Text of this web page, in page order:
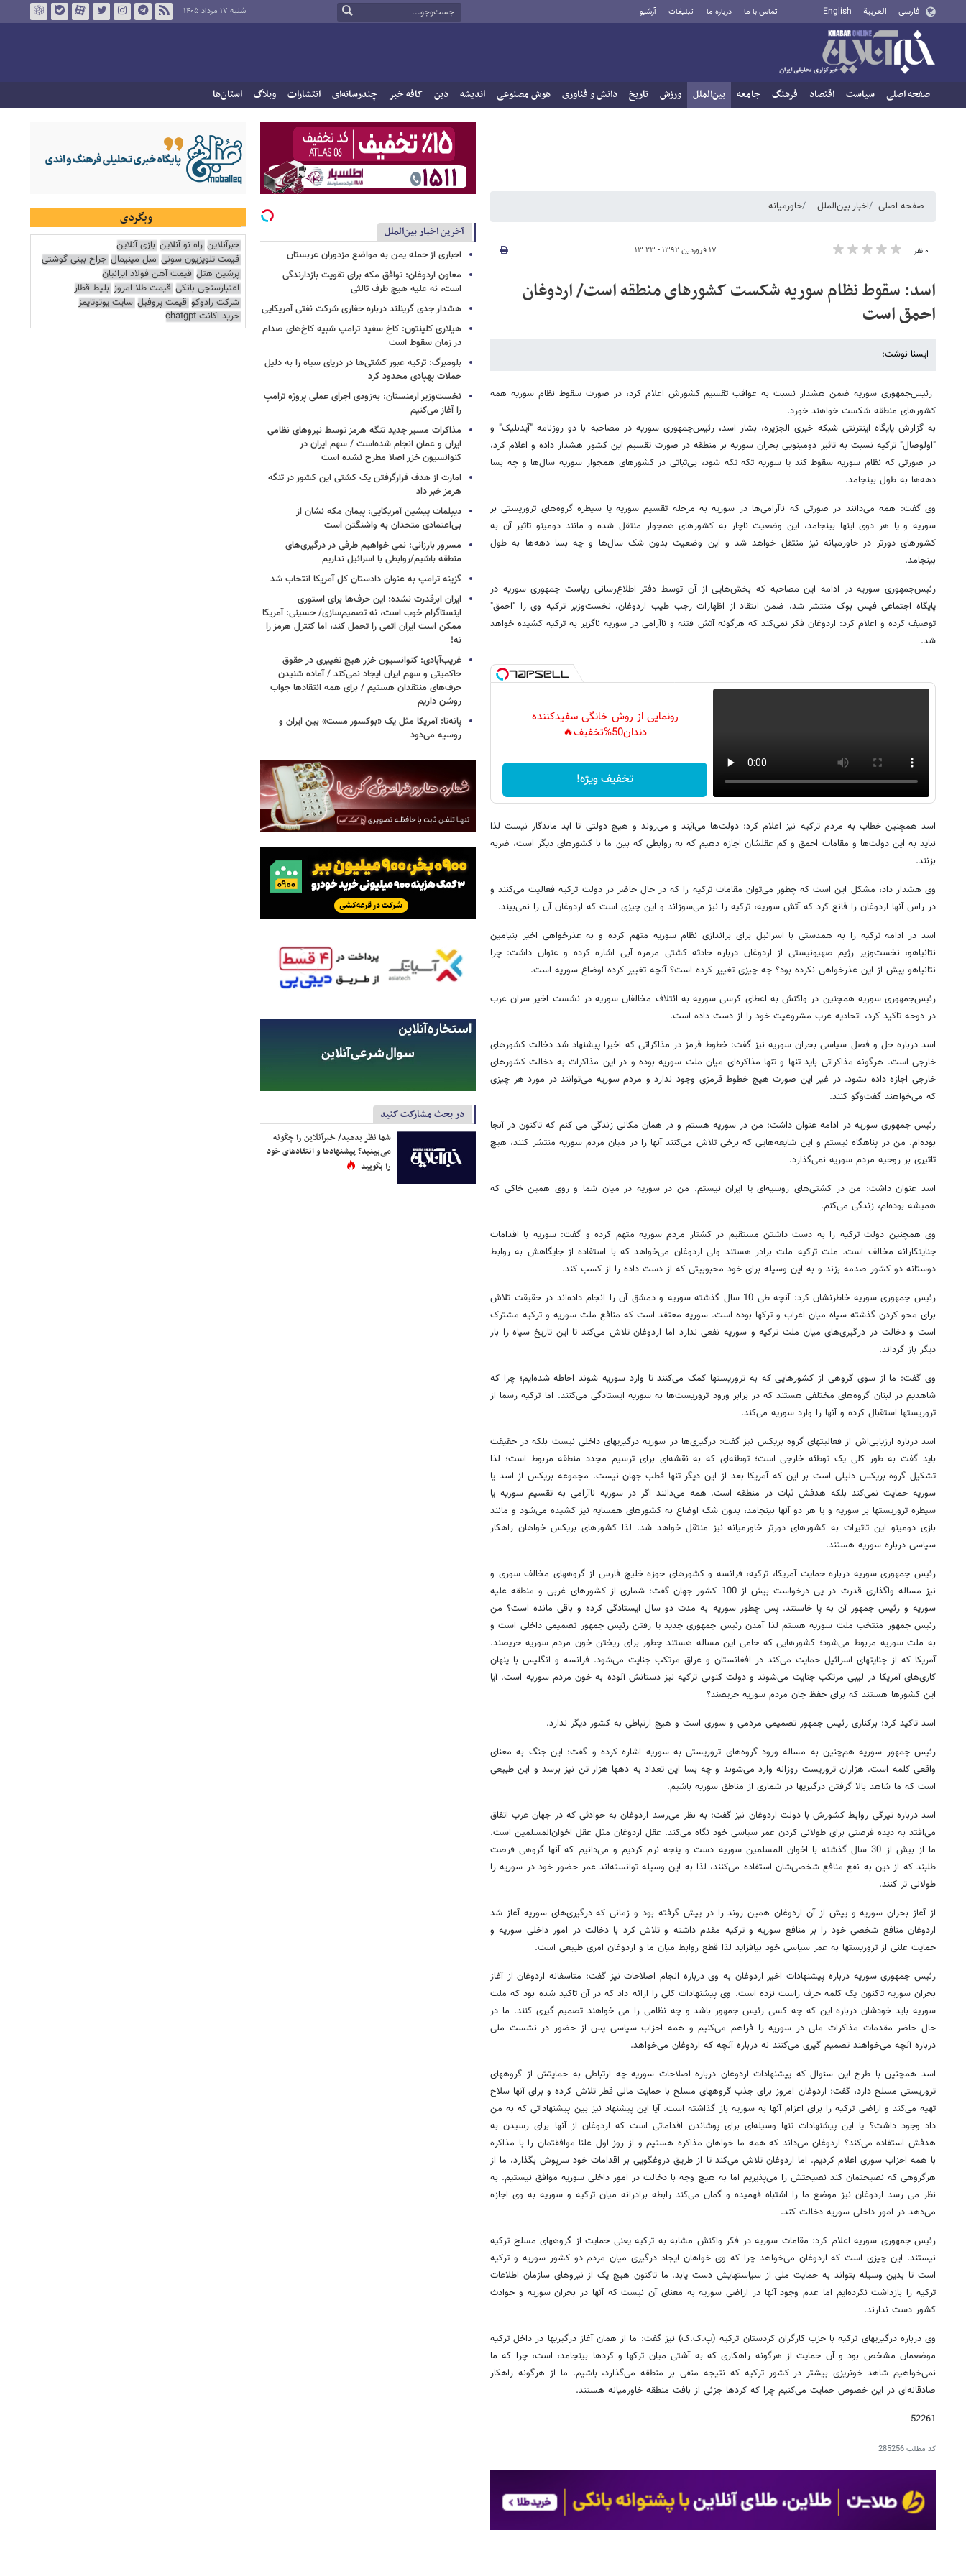
فارسی العربية English تماس با ما درباره ما تبلیغات آرشیو شنبه ۱۷ مرداد ۱۴۰۵
صفحه اصلی سیاست اقتصاد فرهنگ جامعه بین‌الملل ورزش تاریخ دانش و فناوری هوش مصنوعی اندیشه دین کافه خبر چندرسانه‌ای انتشارات وبلاگ استان‌ها
صفحه اصلی اخبار بین‌الملل خاورمیانه
۰ نفر ۱۷ فروردین ۱۳۹۲ - ۱۳:۲۳
اسد: سقوط نظام سوریه شکست کشورهای منطقه است/ اردوغان
احمق است
ایسنا نوشت:
رئیس‌جمهوری سوریه ضمن هشدار نسبت به عواقب تقسیم کشورش اعلام کرد، در صورت سقوط نظام سوریه همه
کشورهای منطقه شکست خواهند خورد.
به گزارش پایگاه اینترنتی شبکه خبری الجزیره، بشار اسد، رئیس‌جمهوری سوریه در مصاحبه با دو روزنامه "آیدنلیک" و
"اولوصال" ترکیه نسبت به تاثیر دومینویی بحران سوریه بر منطقه در صورت تقسیم این کشور هشدار داده و اعلام کرد،
در صورتی که نظام سوریه سقوط کند یا سوریه تکه تکه شود، بی‌ثباتی در کشورهای همجوار سوریه سال‌ها و چه بسا
دهه‌ها به طول بینجامد.
وی گفت: همه می‌دانند در صورتی که ناآرامی‌ها در سوریه به مرحله تقسیم سوریه یا سیطره گروه‌های تروریستی بر
سوریه و یا هر دوی اینها بینجامد، این وضعیت ناچار به کشورهای همجوار منتقل شده و مانند دومینو تاثیر آن به
کشورهای دورتر در خاورمیانه نیز منتقل خواهد شد و این وضعیت بدون شک سال‌ها و چه بسا دهه‌ها به طول
بینجامد.
رئیس‌جمهوری سوریه در ادامه این مصاحبه که بخش‌هایی از آن توسط دفتر اطلاع‌رسانی ریاست جمهوری سوریه در
پایگاه اجتماعی فیس بوک منتشر شد، ضمن انتقاد از اظهارات رجب طیب اردوغان، نخست‌وزیر ترکیه وی را "احمق"
توصیف کرده و اعلام کرد: اردوغان فکر نمی‌کند که هرگونه آتش فتنه و ناآرامی در سوریه ناگزیر به ترکیه کشیده خواهد
شد.
رونمایی از روش خانگی سفیدکننده
دندان50%تخفیف🔥
تخفیف ویژه!
اسد همچنین خطاب به مردم ترکیه نیز اعلام کرد: دولت‌ها می‌آیند و می‌روند و هیچ دولتی تا ابد ماندگار نیست لذا
نباید به این دولت‌ها و مقامات احمق و کم عقلشان اجازه دهیم که به روابطی که بین ما با کشورهای دیگر است، ضربه
بزنند.
وی هشدار داد، مشکل این است که چطور می‌توان مقامات ترکیه را که در حال حاضر در دولت ترکیه فعالیت می‌کنند و
در راس آنها اردوغان را قانع کرد که آتش سوریه، ترکیه را نیز می‌سوزاند و این چیزی است که اردوغان آن را نمی‌بیند.
اسد در ادامه ترکیه را به همدستی با اسرائیل برای براندازی نظام سوریه متهم کرده و به عذرخواهی اخیر بنیامین
نتانیاهو، نخست‌وزیر رژیم صهیونیستی از اردوغان درباره حادثه کشتی مرمره آبی اشاره کرده و عنوان داشت: چرا
نتانیاهو پیش از این عذرخواهی نکرده بود؟ چه چیزی تغییر کرده است؟ آنچه تغییر کرده اوضاع سوریه است.
رئیس‌جمهوری سوریه همچنین در واکنش به اعطای کرسی سوریه به ائتلاف مخالفان سوریه در نشست اخیر سران عرب
در دوحه تاکید کرد، اتحادیه عرب مشروعیت خود را از دست داده است.
اسد درباره حل و فصل سیاسی بحران سوریه نیز گفت: خطوط قرمز در مذاکراتی که اخیرا پیشنهاد شد دخالت کشورهای
خارجی است. هرگونه مذاکراتی باید تنها و تنها مذاکره‌ای میان ملت سوریه بوده و در این مذاکرات به دخالت کشورهای
خارجی اجازه داده نشود. در غیر این صورت هیچ خطوط قرمزی وجود ندارد و مردم سوریه می‌توانند در مورد هر چیزی
که می‌خواهند گفت‌وگو کنند.
رئیس جمهوری سوریه در ادامه عنوان داشت: من در سوریه هستم و در همان مکانی زندگی می کنم که تاکنون در آنجا
بوده‌ام. من در پناهگاه نیستم و این شایعه‌هایی که برخی تلاش می‌کنند آنها را در میان مردم سوریه منتشر کنند، هیچ
تاثیری بر روحیه مردم سوریه نمی‌گذارد.
اسد عنوان داشت: من در کشتی‌های روسیه‌ای یا ایران نیستم. من در سوریه در میان شما و روی همین خاکی که
همیشه بوده‌ام، زندگی می‌کنم.
وی همچنین دولت ترکیه را به دست داشتن مستقیم در کشتار مردم سوریه متهم کرده و گفت: سوریه با اقدامات
جنایتکارانه مخالف است. ملت ترکیه ملت برادر هستند ولی اردوغان می‌خواهد که با استفاده از جایگاهش به روابط
دوستانه دو کشور صدمه بزند و به این وسیله برای خود محبوبیتی که از دست داده را از کسب کند.
رئیس جمهوری سوریه خاطرنشان کرد: آنچه طی 10 سال گذشته سوریه و دمشق آن را انجام داده‌اند در حقیقت تلاش
برای محو کردن گذشته سیاه میان اعراب و ترکها بوده است. سوریه معتقد است که منافع ملت سوریه و ترکیه مشترک
است و دخالت در درگیری‌های میان ملت ترکیه و سوریه نفعی ندارد اما اردوغان تلاش می‌کند تا این تاریخ سیاه را بار
دیگر باز گرداند.
وی گفت: ما از سوی گروهی از کشورهایی که به تروریستها کمک می‌کنند تا وارد سوریه شوند احاطه شده‌ایم؛ چرا که
شاهدیم در لبنان گروه‌های مختلفی هستند که در برابر ورود تروریست‌ها به سوریه ایستادگی می‌کنند. اما ترکیه رسما از
تروریستها استقبال کرده و آنها را وارد سوریه می‌کند.
اسد درباره ارزیابی‌اش از فعالیتهای گروه بریکس نیز گفت: درگیری‌ها در سوریه درگیریهای داخلی نیست بلکه در حقیقت
باید گفت به طور کلی یک توطئه خارجی است؛ توطئه‌ای که به نقشه‌ای برای ترسیم مجدد منطقه مربوط است؛ لذا
تشکیل گروه بریکس دلیلی است بر این که آمریکا بعد از این دیگر تنها قطب جهان نیست. مجموعه بریکس از اسد یا
سوریه حمایت نمی‌کند بلکه هدفش ثبات در منطقه است. همه می‌دانند اگر در سوریه ناآرامی به تقسیم سوریه یا
سیطره تروریستها بر سوریه و یا هر دو آنها بینجامد، بدون شک اوضاع به کشورهای همسایه نیز کشیده می‌شود و مانند
بازی دومینو این تاثیرات به کشورهای دورتر خاورمیانه نیز منتقل خواهد شد. لذا کشورهای بریکس خواهان راهکار
سیاسی درباره سوریه هستند.
رئیس جمهوری سوریه درباره حمایت آمریکا، ترکیه، فرانسه و کشورهای حوزه خلیج فارس از گروههای مخالف سوری و
نیز مساله واگذاری قدرت در پی درخواست بیش از 100 کشور جهان گفت: شماری از کشورهای غربی و منطقه علیه
سوریه و رئیس جمهور آن به پا خاستند. پس چطور سوریه به مدت دو سال ایستادگی کرده و باقی مانده است؟ من
رئیس جمهور منتخب ملت سوریه هستم لذا آمدن رئیس جمهوری جدید یا رفتن رئیس جمهور تصمیمی داخلی است و
به ملت سوریه مربوط می‌شود؛ کشورهایی که حامی این مساله هستند چطور برای ریختن خون مردم سوریه حریصند.
آمریکا که از جنایتهای اسرائیل حمایت می‌کند در افغانستان و عراق مرتکب جنایت می‌شود. فرانسه و انگلیس با پنهان
کاری‌های آمریکا در لیبی مرتکب جنایت می‌شوند و دولت کنونی ترکیه نیز دستانش آلوده به خون مردم سوریه است. آیا
این کشورها هستند که برای حفظ جان مردم سوریه حریصند؟
اسد تاکید کرد: برکناری رئیس جمهور تصمیمی مردمی و سوری است و هیچ ارتباطی به کشور دیگر ندارد.
رئیس جمهور سوریه هم‌چنین به مساله ورود گروه‌های تروریستی به سوریه اشاره کرده و گفت: این جنگ به معنای
واقعی کلمه است. هزاران تروریست روزانه وارد می‌شوند و چه بسا این تعداد به دهها هزار تن نیز برسد و این طبیعی
است که ما شاهد بالا گرفتن درگیریها در شماری از مناطق سوریه باشیم.
اسد درباره تیرگی روابط کشورش با دولت اردوغان نیز گفت: به نظر می‌رسد اردوغان به حوادثی که در جهان عرب اتفاق
می‌افتد به دیده فرصتی برای طولانی کردن عمر سیاسی خود نگاه می‌کند. عقل اردوغان مثل عقل اخوان‌المسلمین است.
ما از بیش از 30 سال گذشته با اخوان المسلمین سوریه دست و پنجه نرم کردیم و می‌دانیم که آنها گروهی فرصت
طلبند که از دین به نفع منافع شخصی‌شان استفاده می‌کنند، لذا به این وسیله توانسته‌اند عمر حضور خود در سوریه را
طولانی تر کنند.
از آغاز بحران سوریه و پیش از آن اردوغان همین روند را در پیش گرفته بود و زمانی که درگیری‌های سوریه آغاز شد
اردوغان منافع شخصی خود را بر منافع سوریه و ترکیه مقدم داشته و تلاش کرد با دخالت در امور داخلی سوریه و
حمایت علنی از تروریستها به عمر سیاسی خود بیافزاید لذا قطع روابط میان ما و اردوغان امری طبیعی است.
رئیس جمهوری سوریه درباره پیشنهادات اخیر اردوغان به وی درباره انجام اصلاحات نیز گفت: متاسفانه اردوغان از آغاز
بحران سوریه تاکنون یک کلمه حرف راست نزده است. وی پیشنهادات کلی را ارائه داد که در آن تاکید شده بود که ملت
سوریه باید خودشان درباره این که چه کسی رئیس جمهور باشد و چه نظامی را می خواهند تصمیم گیری کنند. ما در
حال حاضر مقدمات مذاکرات ملی در سوریه را فراهم می‌کنیم و همه احزاب سیاسی پس از حضور در نشست ملی
درباره آنچه می‌خواهند تصمیم گیری می‌کنند نه درباره آنچه که اردوغان می‌خواهد.
اسد همچنین با طرح این سئوال که پیشنهادات اردوغان درباره اصلاحات سوریه چه ارتباطی به حمایتش از گروههای
تروریستی مسلح دارد، گفت: اردوغان امروز برای جذب گروههای مسلح با حمایت مالی قطر تلاش کرده و برای آنها سلاح
تهیه می‌کند و اراضی ترکیه را برای اعزام آنها به سوریه باز گذاشته است. آیا این پیشنهاد نیز بین پیشنهاداتی که به من
داد وجود داشت؟ یا این پیشنهادات تنها وسیله‌ای برای پوشاندن اقداماتی است که اردوغان از آنها برای رسیدن به
هدفش استفاده می‌کند؟ اردوغان می‌داند که همه ما خواهان مذاکره هستیم و از روز اول علنا موافقتمان را با مذاکره
با همه احزاب سوری اعلام کردیم. اما اردوغان تلاش می‌کند تا از طریق دروغگویی بر اقدامات خود سرپوش بگذارد، ما از
هرگروهی که نصیحتمان کند نصیحتش را می‌پذیریم اما به هیچ وجه با دخالت در امور داخلی سوریه موافق نیستیم. به
نظر می رسد اردوغان نیز موضع ما را اشتباه فهمیده و گمان می‌کند رابطه برادرانه میان ترکیه و سوریه به وی اجازه
می‌دهد در امور داخلی سوریه دخالت کند.
رئیس جمهوری سوریه اعلام کرد: مقامات سوریه در فکر واکنش مشابه به ترکیه یعنی حمایت از گروههای مسلح ترکیه
نیستند. این چیزی است که اردوغان می‌خواهد چرا که وی خواهان ایجاد درگیری میان مردم دو کشور سوریه و ترکیه
است تا بدین وسیله بتواند به حمایت ملی از سیاستهایش دست یابد. ما تاکنون هیچ یک از نیروهای سازمان اطلاعات
ترکیه را بازداشت نکرده‌ایم اما عدم وجود آنها در اراضی سوریه به معنای آن نیست که آنها در بحران سوریه و حوادث
کشور دست ندارند.
وی درباره درگیریهای ترکیه با حزب کارگران کردستان ترکیه (پ.ک.ک) نیز گفت: ما از همان آغاز درگیریها در داخل ترکیه
موضعمان مشخص بود و آن حمایت از هرگونه راهکاری که به آشتی میان ترکها و کردها بینجامد، است، چرا که ما
نمی‌خواهیم شاهد خونریزی بیشتر در کشور ترکیه که نتیجه منفی بر منطقه می‌گذارد، باشیم. ما از هرگونه راهکار
صادقانه‌ای در این خصوص حمایت می‌کنیم چرا که کردها جزئی از بافت منطقه خاورمیانه هستند.
52261
کد مطلب285256
آخرین اخبار بین‌الملل
اخباری از حمله یمن به مواضع مزدوران عربستان
معاون اردوغان: توافق مکه برای تقویت بازدارندگی
است، نه علیه هیچ طرف ثالثی
هشدار جدی گرینلند درباره حفاری شرکت نفتی آمریکایی
هیلاری کلینتون: کاخ سفید ترامپ شبیه کاخ‌های صدام
در زمان سقوط است
بلومبرگ: ترکیه عبور کشتی‌ها در دریای سیاه را به دلیل
حملات پهپادی محدود کرد
نخست‌وزیر ارمنستان: به‌زودی اجرای عملی پروژه ترامپ
را آغاز می‌کنیم
مذاکرات مسیر جدید تنگه هرمز توسط نیروهای نظامی
ایران و عمان انجام شده‌است / سهم ایران در
کنوانسیون خزر اصلا مطرح نشده است
امارت از هدف قرارگرفتن یک کشتی این کشور در تنگه
هرمز خبر داد
دیپلمات پیشین آمریکایی: پیمان مکه نشان از
بی‌اعتمادی متحدان به واشنگتن است
مسرور بارزانی: نمی خواهیم طرفی در درگیری‌های
منطقه باشیم/روابطی با اسرائیل نداریم
گزینه ترامپ به عنوان دادستان کل آمریکا انتخاب شد
ایران ابرقدرت نشده؛ این حرف‌ها برای استوری
اینستاگرام خوب است، نه تصمیم‌سازی/ حسینی: آمریکا
ممکن است ایران اتمی را تحمل کند، اما کنترل هرمز را
نه!
غریب‌آبادی: کنوانسیون خزر هیچ تغییری در حقوق
حاکمیتی و سهم ایران ایجاد نمی‌کند / آماده شنیدن
حرف‌های منتقدان هستیم / برای همه انتقادها جواب
روشن داریم
پانه‌تا: آمریکا مثل یک «بوکسور مست» بین ایران و
روسیه می‌دود
در بحث مشارکت کنید
شما نظر بدهید/ خبرآنلاین را چگونه
می‌بینید؟ پیشنهادها و انتقادهای خود
را بگویید
وبگردی
خبرآنلاین راه نو آنلاین بازی آنلاین
قیمت تلویزیون سونی مبل مینیمال جراح بینی گوشتی
پرشین هتل قیمت آهن فولاد ایرانیان
اعتبارسنجی بانکی قیمت طلا امروز بلیط قطار
شرکت رادوکو قیمت پروفیل سایت یوتوتایمز
خرید اکانت chatgpt